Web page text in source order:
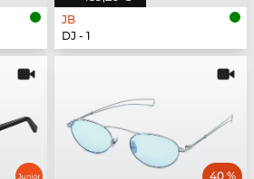
JB
DJ - 1
40 %